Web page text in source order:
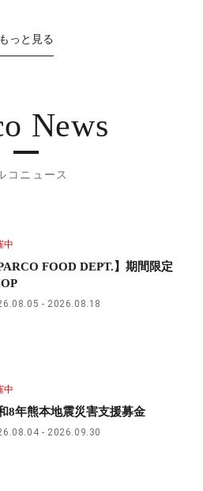
もっと見る
News
コニュース
中
PARCO FOOD DEPT.】期間限定
2026.08.18
中
8年熊本地震災害支援募金
2026.09.30